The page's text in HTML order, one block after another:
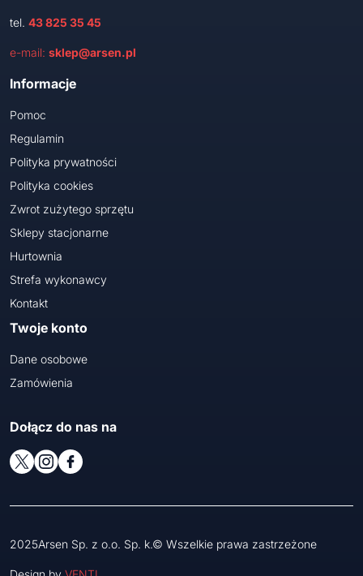
tel. 43 825 35 45
e-mail: sklep@arsen.pl
Informacje
Pomoc
Regulamin
Polityka prywatności
Polityka cookies
Zwrot zużytego sprzętu
Sklepy stacjonarne
Hurtownia
Strefa wykonawcy
Kontakt
Twoje konto
Dane osobowe
Zamówienia
Dołącz do nas na
2025Arsen Sp. z o.o. Sp. k.© Wszelkie prawa zastrzeżone